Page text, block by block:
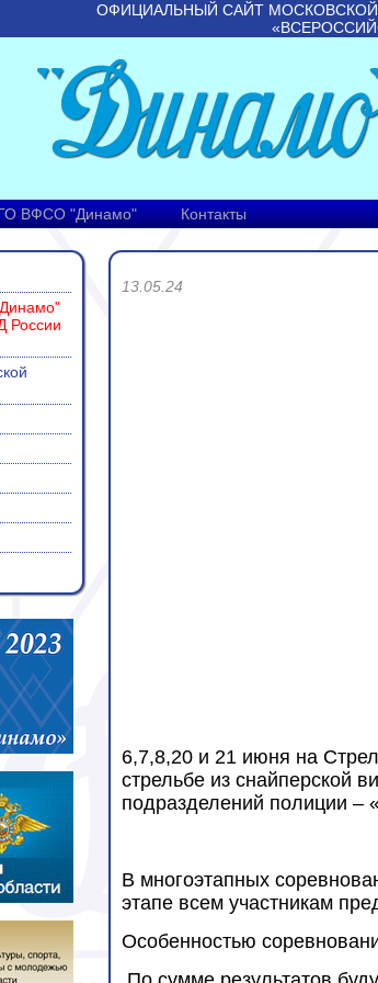
ОФИЦИАЛЬНЫЙ САЙТ
ВФСО "Динамо" Контакты
России
13.05.24
6,7,8,20 и 21 июня на
стрельбе из снайперской
подразделений полиции –
В многоэтапных
этапе всем участникам
Особенностью